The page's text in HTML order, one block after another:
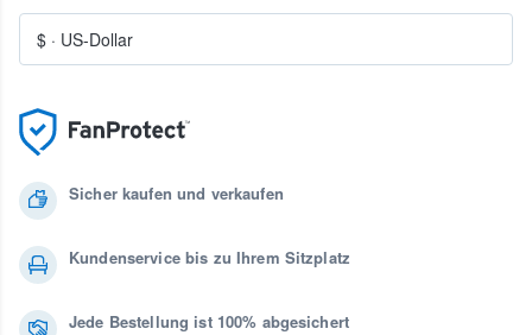
Sicher kaufen und verkaufen
Kundenservice bis zu Ihrem Sitzplatz
Jede Bestellung ist 100% abgesichert
$ · US-Dollar